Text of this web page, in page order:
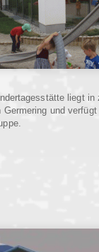
liegt in
und